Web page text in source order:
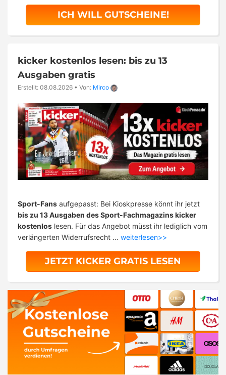
ICH WILL GUTSCHEINE!
kicker kostenlos lesen: bis zu 13
Ausgaben gratis
Erstellt: 08.08.2026 • Von: Mirco
Sport-Fans aufgepasst: Bei Kioskpresse könnt ihr jetzt
bis zu 13 Ausgaben des Sport-Fachmagazins kicker
kostenlos lesen. Für das Angebot müsst ihr lediglich vom
verlängerten Widerrufsrecht … weiterlesen>>
JETZT KICKER GRATIS LESEN